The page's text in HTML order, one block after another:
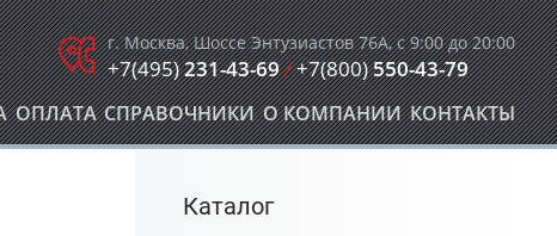
г. Москва, Шоссе Энтузиастов 76А, с 9:00 до 20:00
+7(495)231-43-69/+7(800)550-43-79
ОПЛАТА СПРАВОЧНИКИ О КОМПАНИИ КОНТАКТЫ
Каталог